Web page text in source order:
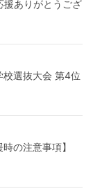
援ありがとうござ
選抜大会 第4位
の注意事項】